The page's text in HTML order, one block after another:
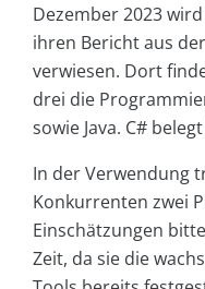
Dezember 2023
ihren Bericht aus
verwiesen. Dort
drei die
sowie Java. C#
In der Verwendung
Konkurrenten zwei
Einschätzungen
Zeit, da sie die